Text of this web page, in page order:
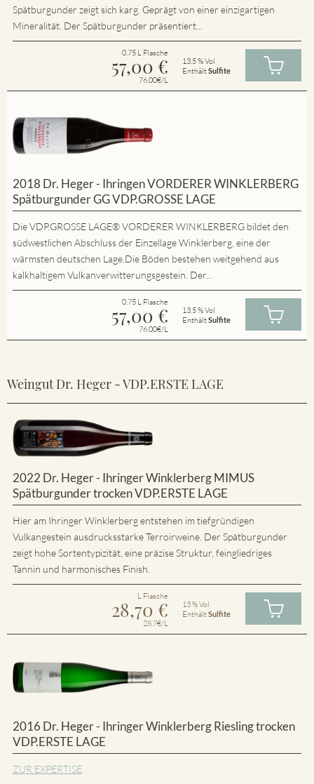
Spätburgunder zeigt sich karg. Geprägt von einer einzigartigen
Mineralität. Der Spätburgunder präsentiert...
0.75 L Flasche
57,00 €
76.00€/L
13.5 % Vol
EnthältSulfite
2018 Dr. Heger - Ihringen VORDERER WINKLERBERG
Spätburgunder GG VDP.GROSSE LAGE
Die VDP.GROSSE LAGE® VORDERER WINKLERBERG bildet den
südwestlichen Abschluss der Einzellage Winklerberg, eine der
wärmsten deutschen Lage.Die Böden bestehen weitgehend aus
kalkhaltigem Vulkanverwitterungsgestein. Der...
0.75 L Flasche
57,00 €
76.00€/L
13.5 % Vol
EnthältSulfite
Weingut Dr. Heger - VDP.ERSTE LAGE
2022 Dr. Heger - Ihringer Winklerberg MIMUS
Spätburgunder trocken VDP.ERSTE LAGE
Hier am Ihringer Winklerberg entstehen im tiefgründigen
Vulkangestein ausdrucksstarke Terroirweine. Der Spätburgunder
zeigt hohe Sortentypizität, eine präzise Struktur, feingliedriges
Tannin und harmonisches Finish.
L Flasche
28,70 €
28.7€/L
13 % Vol
EnthältSulfite
2016 Dr. Heger - Ihringer Winklerberg Riesling trocken
VDP.ERSTE LAGE
ZUR EXPERTISE